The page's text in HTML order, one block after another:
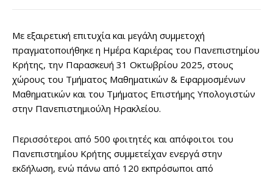
Με εξαιρετική επιτυχία και μεγάλη συμμετοχή
πραγματοποιήθηκε η Ημέρα Καριέρας του Πανεπιστημίου
Κρήτης, την Παρασκευή 31 Οκτωβρίου 2025, στους
χώρους του Τμήματος Μαθηματικών & Εφαρμοσμένων
Μαθηματικών και του Τμήματος Επιστήμης Υπολογιστών
στην Πανεπιστημιούλη Ηρακλείου.
Περισσότεροι από 500 φοιτητές και απόφοιτοι του
Πανεπιστημίου Κρήτης συμμετείχαν ενεργά στην
εκδήλωση, ενώ πάνω από 120 εκπρόσωποι από